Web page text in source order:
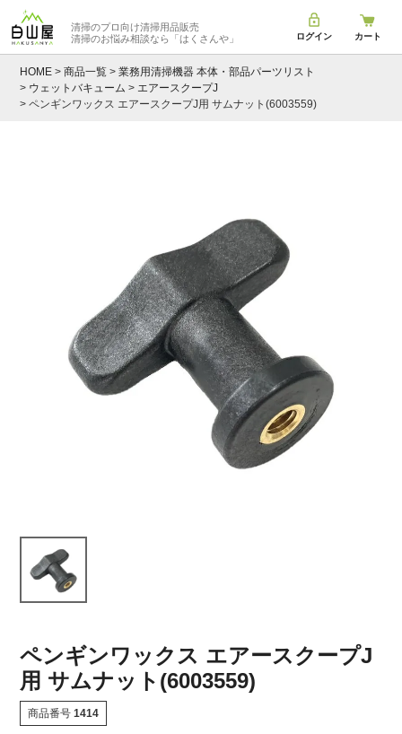
清掃のプロ向け清掃用品販売
清掃のお悩み相談なら 「はくさんや」 ログイン カート
HOME 商品一覧
業務用清掃機器 本体・部品パーツリスト
ウェットバキューム
エアースクープJ
ペンギンワックス エアースクープJ用 サムナット(6003559)
ペンギンワックス エアースクープJ
用 サムナット(6003559)
商品番号 1414